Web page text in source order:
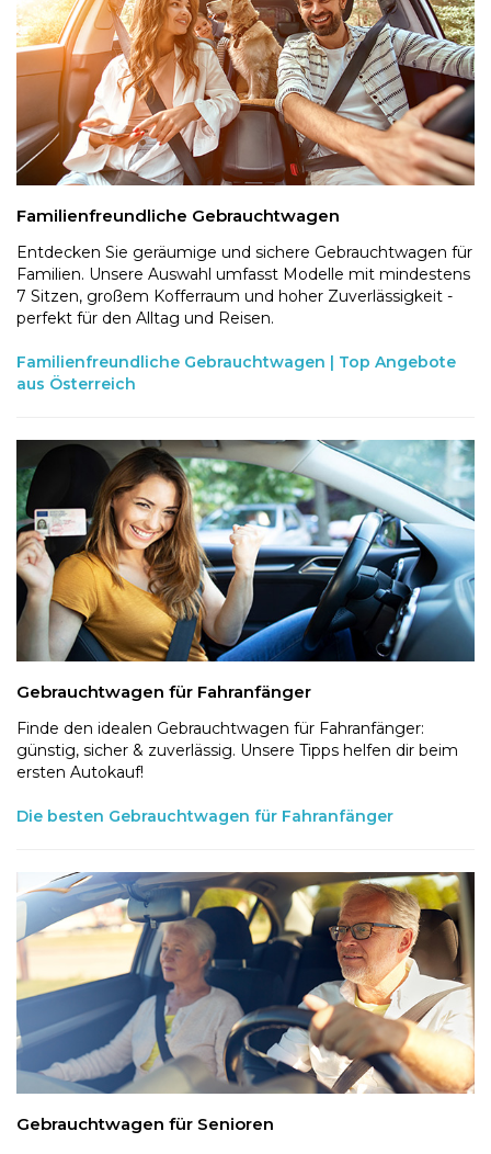
Familienfreundliche Gebrauchtwagen
Entdecken Sie geräumige und sichere Gebrauchtwagen für
Familien. Unsere Auswahl umfasst Modelle mit mindestens
7 Sitzen, großem Kofferraum und hoher Zuverlässigkeit -
perfekt für den Alltag und Reisen.
Familienfreundliche Gebrauchtwagen | Top Angebote
aus Österreich
Gebrauchtwagen für Fahranfänger
Finde den idealen Gebrauchtwagen für Fahranfänger:
günstig, sicher & zuverlässig. Unsere Tipps helfen dir beim
ersten Autokauf!
Die besten Gebrauchtwagen für Fahranfänger
Gebrauchtwagen für Senioren